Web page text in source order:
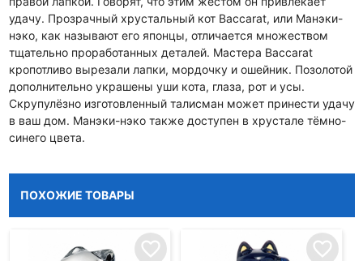
удачу. Прозрачный хрустальный кот Baccarat, или Манэки-
нэко, как называют его японцы, отличается множеством
тщательно проработанных деталей. Мастера Baccarat
кропотливо вырезали лапки, мордочку и ошейник. Позолотой
дополнительно украшены уши кота, глаза, рот и усы.
Скрупулёзно изготовленный талисман может принести удачу
в ваш дом. Манэки-нэко также доступен в хрустале тёмно-
синего цвета.
ПОХОЖИЕ ТОВАРЫ
favorite_border favorite_border